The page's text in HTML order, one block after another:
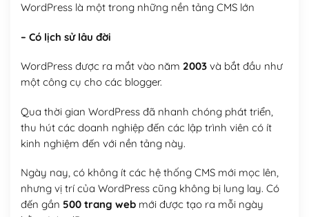
WordPress là một trong những nền tảng CMS lớn
– Có lịch sử lâu đời
WordPress được ra mắt vào năm 2003và bắt đầu như
một công cụ cho các blogger.
Qua thời gian WordPress đã nhanh chóng phát triển,
thu hút các doanh nghiệp đến các lập trình viên có ít
kinh nghiệm đến với nền tảng này.
Ngày nay, có không ít các hệ thống CMS mới mọc lên,
nhưng vị trí của WordPress cũng không bị lung lay. Có
đến gần 500 trang webmới được tạo ra mỗi ngày